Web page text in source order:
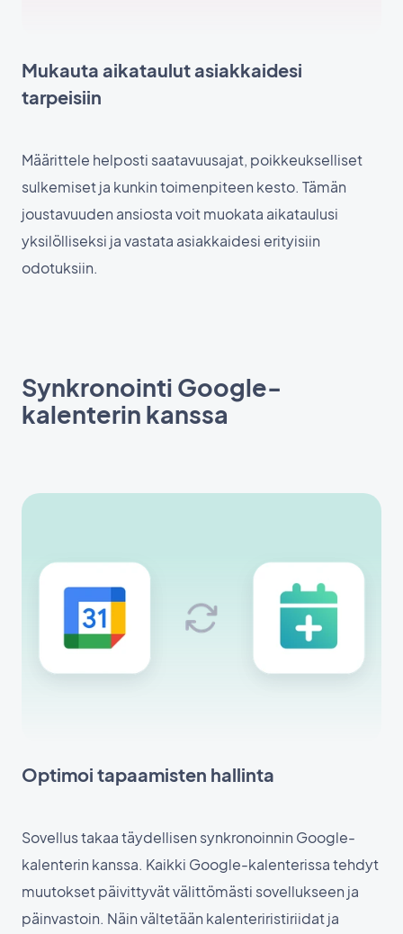
Mukauta aikataulut asiakkaidesi
tarpeisiin
Määrittele helposti saatavuusajat, poikkeukselliset
sulkemiset ja kunkin toimenpiteen kesto. Tämän
joustavuuden ansiosta voit muokata aikataulusi
yksilölliseksi ja vastata asiakkaidesi erityisiin
odotuksiin.
Synkronointi Google-
kalenterin kanssa
Optimoi tapaamisten hallinta
Sovellus takaa täydellisen synkronoinnin Google-
kalenterin kanssa. Kaikki Google-kalenterissa tehdyt
muutokset päivittyvät välittömästi sovellukseen ja
päinvastoin. Näin vältetään kalenteriristiriidat ja